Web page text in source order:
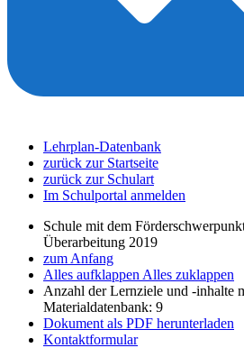
Lehrplan-Datenbank
zurück zur Startseite
zurück zur Schulart
Im Schulportal anmelden
Schule mit dem
Überarbeitung 2019
zum Anfang
Alles aufklappen Alles zuklappen
Anzahl der Lernziele und -inhalte
Materialdatenbank: 9
Dokument als PDF herunterladen
Kontaktformular